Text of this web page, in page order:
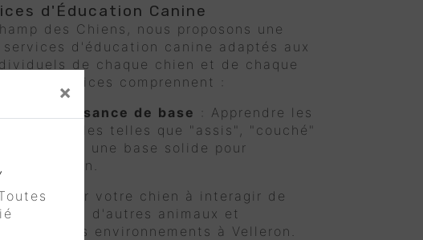
×
d'Éducation Canine
des Chiens, nous proposons une
services d'éducation canine adaptés aux
de chaque chien et de chaque
Ces services comprennent :
à l'obéissance de base : Apprendre les
essentielles telles que "assis", "couché"
établir une base solide pour
à Velleron.
: Aider votre chien à interagir de
avec d'autres animaux et
dans divers environnements à Velleron.